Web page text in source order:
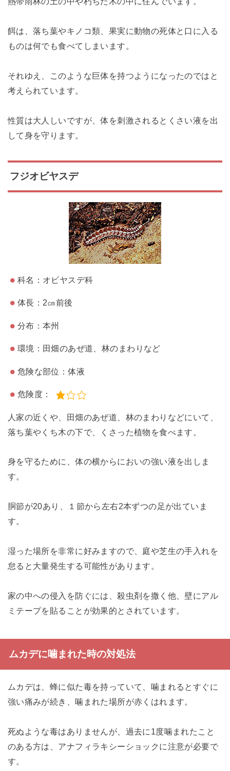
餌は、落ち葉やキノコ類、果実に動物の死体と口に入る
ものは何でも食べてしまいます。
それゆえ、このような巨体を持つようになったのではと
考えられています。
性質は大人しいですが、体を刺激されるとくさい液を出
して身を守ります。
フジオビヤスデ
科名：オビヤスデ科
体長：2㎝前後
分布：本州
環境：田畑のあぜ道、林のまわりなど
危険な部位：体液
危険度：
人家の近くや、田畑のあぜ道、林のまわりなどにいて、
落ち葉やくち木の下で、くさった植物を食べます。
身を守るために、体の横からにおいの強い液を出しま
す。
胴節が20あり、１節から左右2本ずつの足が出ていま
す。
湿った場所を非常に好みますので、庭や芝生の手入れを
怠ると大量発生する可能性があります。
家の中への侵入を防ぐには、殺虫剤を撒く他、壁にアル
ミテープを貼ることが効果的とされています。
ムカデに噛まれた時の対処法
ムカデは、蜂に似た毒を持っていて、噛まれるとすぐに
強い痛みが続き、噛まれた場所が赤くはれます。
死ぬような毒はありませんが、過去に1度噛まれたこと
のある方は、アナフィラキシーショックに注意が必要で
す。